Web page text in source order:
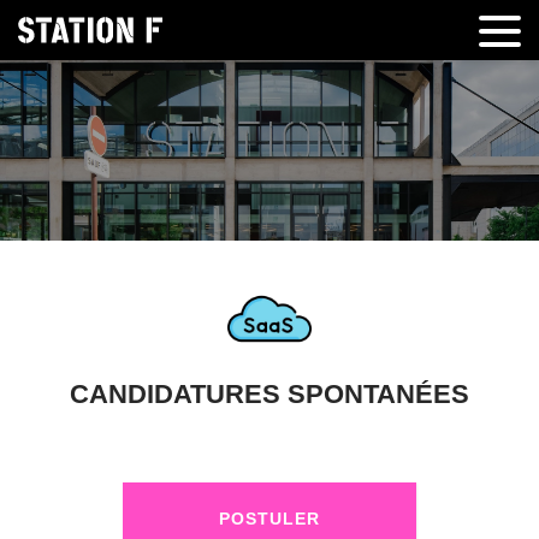
CANDIDATURES SPONTANÉES
POSTULER